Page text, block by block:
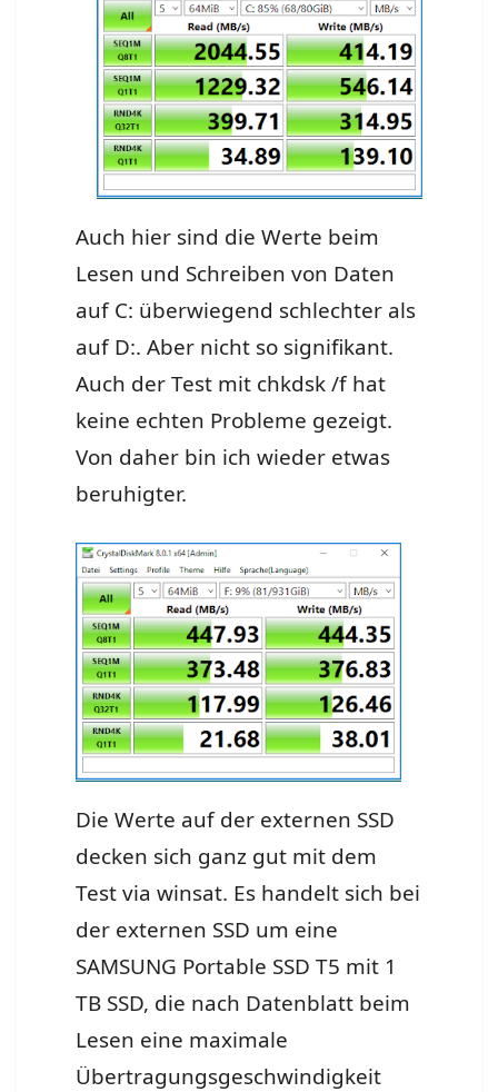
Auch hier sind die Werte beim
Lesen und Schreiben von Daten
auf C: überwiegend schlechter als
auf D:. Aber nicht so signifikant.
Auch der Test mit chkdsk /f hat
keine echten Probleme gezeigt.
Von daher bin ich wieder etwas
beruhigter.
Die Werte auf der externen SSD
decken sich ganz gut mit dem
Test via winsat. Es handelt sich bei
der externen SSD um eine
SAMSUNG Portable SSD T5 mit 1
TB SSD, die nach Datenblatt beim
Lesen eine maximale
Übertragungsgeschwindigkeit